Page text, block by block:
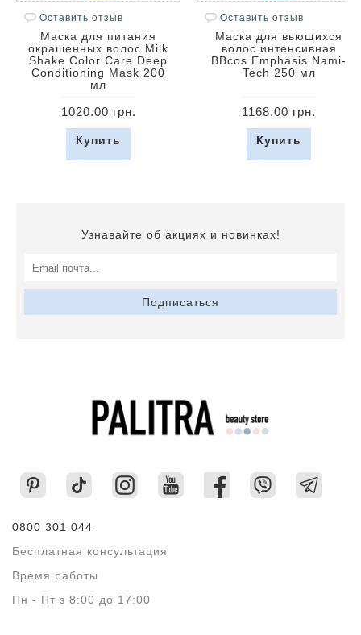
Оставить отзыв
Маска для питания
окрашенных волос Milk
Shake Color Care Deep
Conditioning Mask 200
мл
1020.00 грн.
Купить
Оставить отзыв
Маска для вьющихся
волос интенсивная
BBcos Emphasis Nami-
Tech 250 мл
1168.00 грн.
Купить
Узнавайте об акциях и новинках!
Подписаться
0800 301 044
Бесплатная консультация
Время работы
Пн - Пт з 8:00 до 17:00